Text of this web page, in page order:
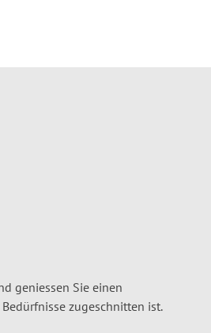
geniessen Sie einen
zugeschnitten ist.